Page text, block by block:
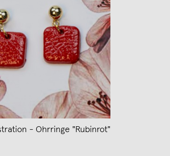
- Ohrringe "Rubinrot"